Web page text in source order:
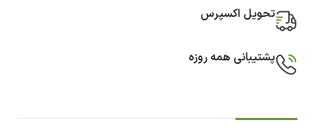
تحویل اکسپرس
پشتیبانی همه روزه